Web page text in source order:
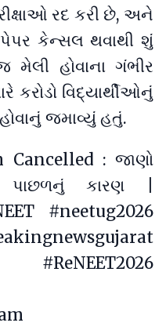
રદ કરી છે, અને
કેન્સલ થવાથી શું
હોવાના ગંભીર
કરોડો વિદ્યાર્થીઓનું
જમાવ્યું હતું.
Cancelled : જાણો
પાછળનું કારણ |
#neetug2026
#ReNEET2026